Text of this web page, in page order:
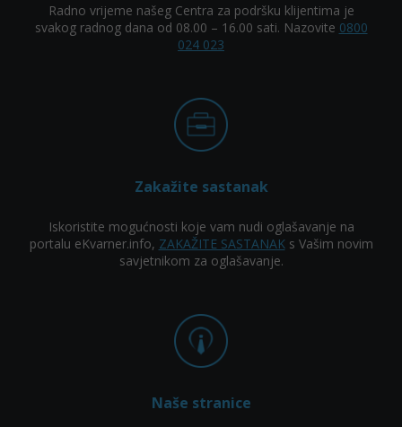
Radno vrijeme našeg Centra za podršku klijentima je
svakog radnog dana od 08.00 – 16.00 sati. Nazovite 0800
024 023
Zakažite sastanak
Iskoristite mogućnosti koje vam nudi oglašavanje na
portalu eKvarner.info, ZAKAŽITE SASTANAKs Vašim novim
savjetnikom za oglašavanje.
Naše stranice